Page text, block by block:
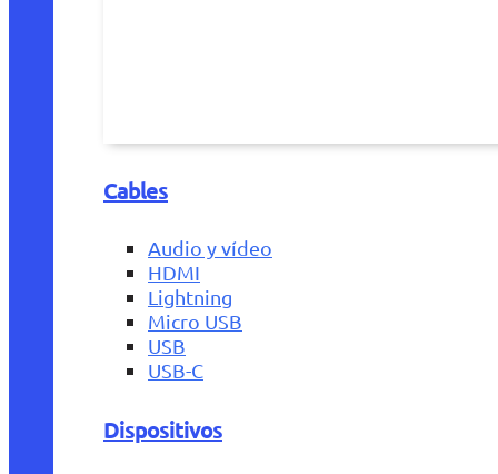
Cables
Audio y vídeo
HDMI
Lightning
Micro USB
USB
USB-C
Dispositivos